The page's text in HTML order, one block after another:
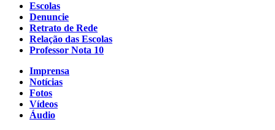
Escolas
Denuncie
Retrato de Rede
Relação das Escolas
Professor Nota 10
Imprensa
Notícias
Fotos
Vídeos
Áudio